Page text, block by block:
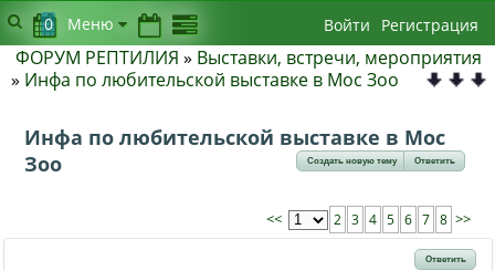
ФОРУМ РЕПТИЛИЯ » Выставки, встречи, мероприятия
» Инфа по любительской выставке в Мос Зоо
Инфа по любительской выставке в Мос
Зоо
Создать новую тему Ответить
<< 2 3 4 5 6 7 8 >>
Ответить
0 Меню Войти Регистрация